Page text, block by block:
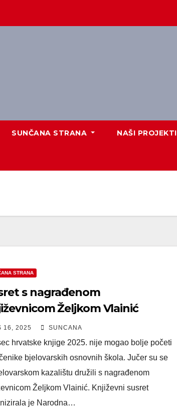
SUNČANA STRANA NAŠI PROJEKTI
STRANA
s nagrađenom
Željkom Vlainić
16, 2025 SUNCANA
hrvatske knjige 2025. nije mogao bolje početi
bjelovarskih osnovnih škola. Jučer su se
kazalištu družili s nagrađenom
Željkom Vlainić. Književni susret
je Narodna…